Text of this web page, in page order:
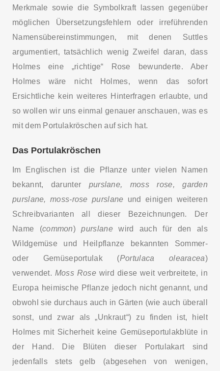
Merkmale sowie die Symbolkraft lassen gegenüber
möglichen Übersetzungsfehlern oder irreführenden
Namensübereinstimmungen, mit denen Suttles
argumentiert, tatsächlich wenig Zweifel daran, dass
Holmes eine „richtige“ Rose bewunderte. Aber
Holmes wäre nicht Holmes, wenn das sofort
Ersichtliche kein weiteres Hinterfragen erlaubte, und
so wollen wir uns einmal genauer anschauen, was es
mit dem Portulakröschen auf sich hat.
Das Portulakröschen
Im Englischen ist die Pflanze unter vielen Namen
bekannt, darunter purslane, moss rose,garden
purslane, moss-rose purslane und einigen weiteren
Schreibvarianten all dieser Bezeichnungen. Der
Name (common) purslanewird auch für den als
Wildgemüse und Heilpflanze bekannten Sommer-
oder Gemüseportulak (Portulaca olearacea)
verwendet. Moss Rosewird diese weit verbreitete, in
Europa heimische Pflanze jedoch nicht genannt, und
obwohl sie durchaus auch in Gärten (wie auch überall
sonst, und zwar als „Unkraut“) zu finden ist, hielt
Holmes mit Sicherheit keine Gemüseportulakblüte in
der Hand. Die Blüten dieser Portulakart sind
jedenfalls stets gelb (abgesehen von wenigen,